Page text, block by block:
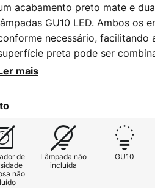
acabamento preto mate e
GU10 LED. Ambos os
necessário, facilitando
preta pode ser
o design do candeeiro
mais
de
não
Lâmpada não
incluída
GU10